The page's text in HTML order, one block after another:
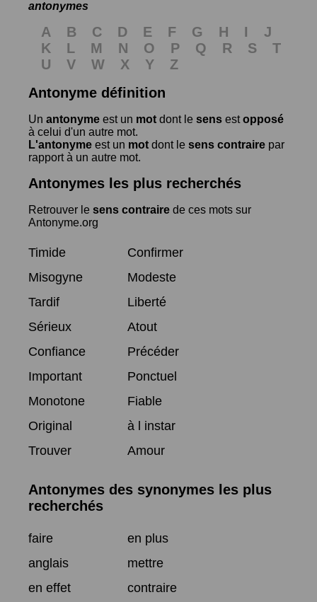
antonymes
A B C D E F G H I
J
K
L M N O P Q R S
T
U
V W X Y
Z
Antonyme définition
Un antonyme est un mot dont le sens estopposé
à celui d'un autre mot.
L'antonyme est un mot dont le sens contraire par
rapport à un autre mot.
Antonymes les plus recherchés
Retrouver le sens contraire de ces mots sur
Antonyme.org
Timide
Confirmer
Misogyne
Modeste
Tardif
Liberté
Sérieux
Atout
Confiance
Précéder
Important
Ponctuel
Monotone
Fiable
Original
à l instar
Trouver
Amour
Antonymes des synonymes les plus
recherchés
faire
en plus
anglais
mettre
en effet
contraire